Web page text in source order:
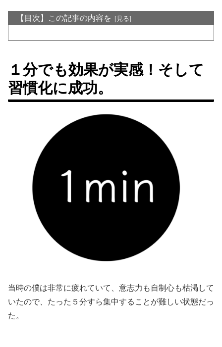
【目次】この記事の内容を
１分でも効果が実感！そして
習慣化に成功。
当時の僕は非常に疲れていて、意志力も自制心も枯渇して
いたので、たった５分すら集中することが難しい状態だっ
た。